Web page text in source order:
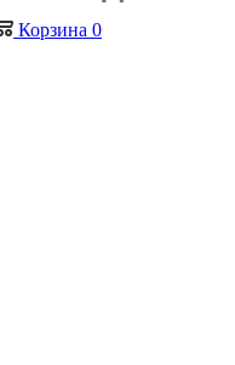
Корзина 0